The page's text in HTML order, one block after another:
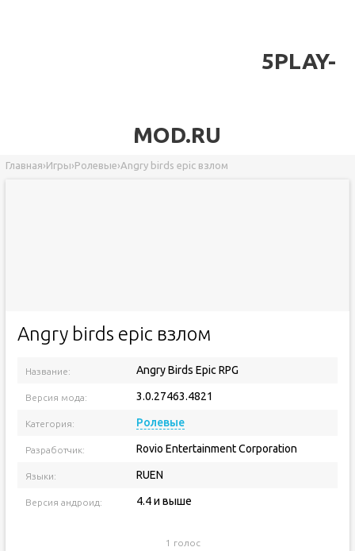
5PLAY-
MOD.RU
Главная›Игры›Ролевые›Angry birds epic взлом
Angry birds epic взлом
Название: Angry Birds Epic RPG
Версия мода: 3.0.27463.4821
Категория: Ролевые
Разработчик: Rovio Entertainment Corporation
Языки: RUEN
Версия андроид: 4.4 и выше
1 голос